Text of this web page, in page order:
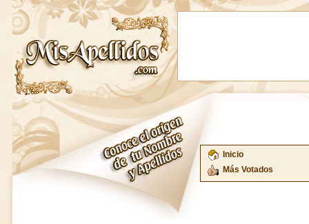
Inicio
Más Votados